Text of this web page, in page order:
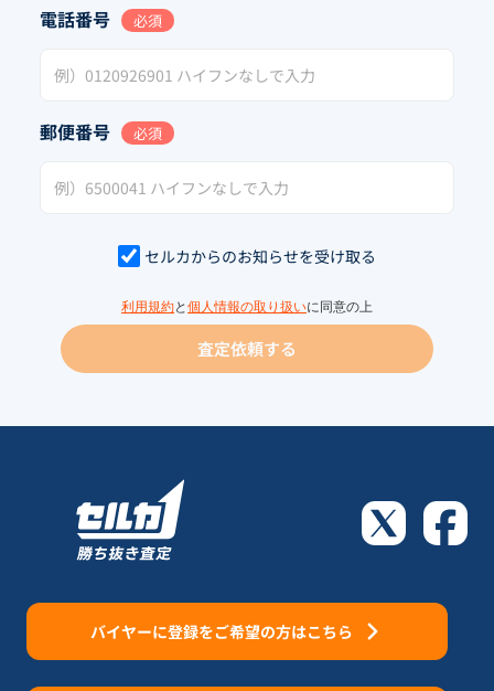
電話番号 必須
郵便番号 必須
セルカからのお知らせを受け取る
利用規約と 個人情報の取り扱いに同意の上
査定依頼する
バイヤーに登録をご希望の方はこちら